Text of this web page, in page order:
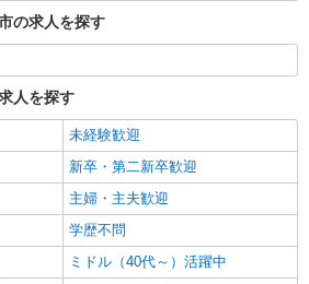
市
★未経験OKの人間関係に悩まない職場
高住スタッフ
1500円〜2125円 ＜日払い有/週払い有/交
支給(ガソリン代含む)＞
の求人を探す
人を探す
未経験歓迎
新卒・第二新卒歓迎
主婦・主夫歓迎
学歴不問
ミドル（40代～）活躍中